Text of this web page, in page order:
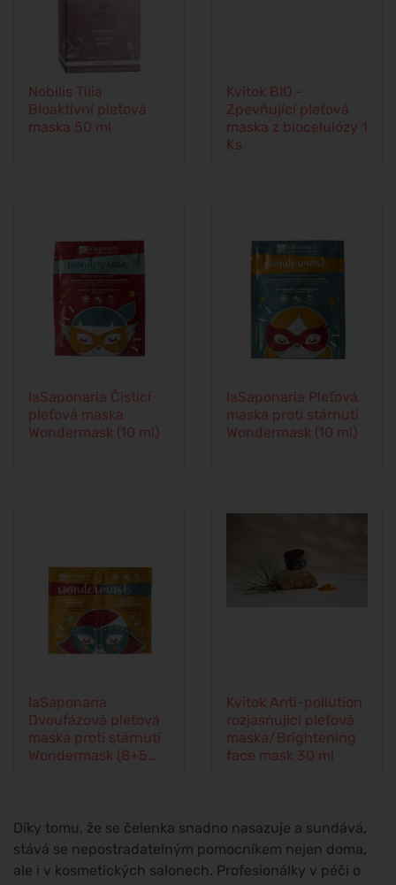
Nobilis Tilia
Bioaktivní pleťová
maska 50 ml
Kvitok BIO -
Zpevňující pleťová
maska z biocelulózy 1
Ks
laSaponaria Čisticí
pleťová maska
Wondermask (10 ml)
laSaponaria Pleťová
maska proti stárnutí
Wondermask (10 ml)
laSaponaria
Dvoufázová pleťová
maska proti stárnutí
Wondermask (8+5
Kvitok Anti-pollution
rozjasňující pleťová
maska/Brightening
face mask 30 ml
Díky tomu, že se čelenka snadno nasazuje a sundává,
stává se nepostradatelným pomocníkem nejen doma,
ale i v kosmetických salonech. Profesionálky v péči o